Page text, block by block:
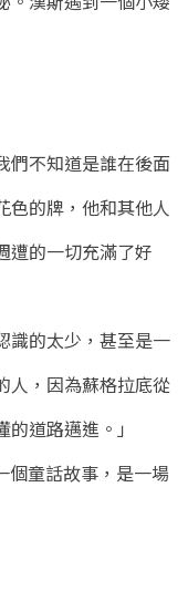
們不知道是誰在後面
色的牌，他和其他人
遭的一切充滿了好
識的太少，甚至是一
人，因為蘇格拉底從
道路邁進。」
個童話故事，是一場